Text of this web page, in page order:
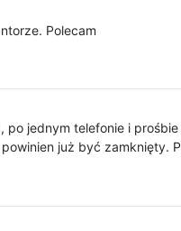
Polecam
po jednym telefonie i
już być zamknięty.